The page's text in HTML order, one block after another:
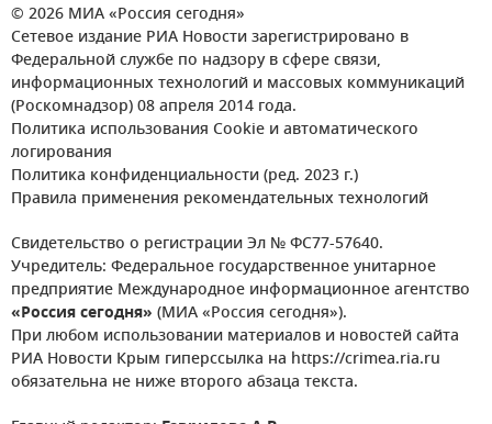
© 2026 МИА «Россия сегодня»
Сетевое издание РИА Новости зарегистрировано в
Федеральной службе по надзору в сфере связи,
информационных технологий и массовых коммуникаций
(Роскомнадзор) 08 апреля 2014 года.
Политика использования Cookie и автоматического
логирования
Политика конфиденциальности (ред. 2023 г.)
Правила применения рекомендательных технологий
Свидетельство о регистрации Эл № ФС77-57640.
Учредитель: Федеральное государственное унитарное
предприятие Международное информационное агентство
«Россия сегодня» (МИА «Россия сегодня»).
При любом использовании материалов и новостей сайта
РИА Новости Крым гиперссылка на https://crimea.ria.ru
обязательна не ниже второго абзаца текста.